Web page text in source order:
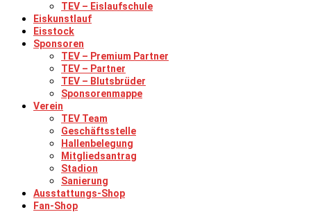
TEV – Eislaufschule
Eiskunstlauf
Eisstock
Sponsoren
TEV – Premium Partner
TEV – Partner
TEV – Blutsbrüder
Sponsorenmappe
Verein
TEV Team
Geschäftsstelle
Hallenbelegung
Mitgliedsantrag
Stadion
Sanierung
Ausstattungs-Shop
Fan-Shop